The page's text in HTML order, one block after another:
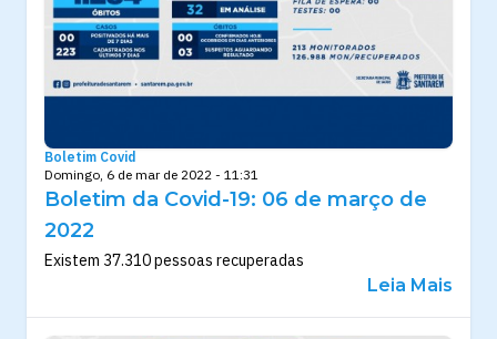
Boletim Covid
Domingo, 6 de mar de 2022 - 11:31
Boletim da Covid-19: 06 de março de
2022
Existem 37.310 pessoas recuperadas
Leia Mais